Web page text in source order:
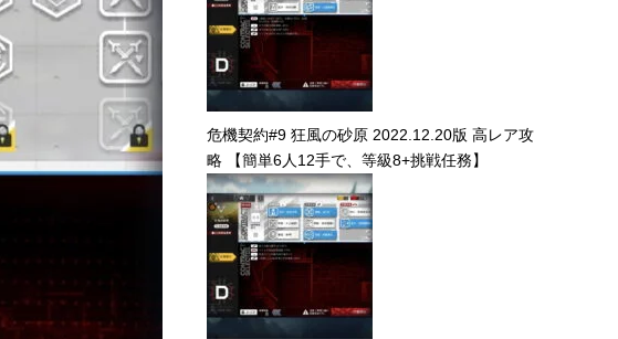
危機契約#9 狂風の砂原 2022.12.20版 高レア攻
略 【簡単6人12手で、等級8+挑戦任務】